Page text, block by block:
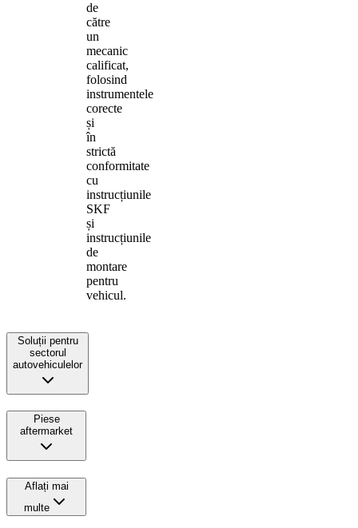
de
către
un
mecanic
calificat,
folosind
instrumentele
corecte
și
în
strictă
conformitate
cu
instrucțiunile
SKF
și
instrucțiunile
de
montare
pentru
vehicul.
Soluții pentru
sectorul
autovehiculelor
Piese
aftermarket
Aflați mai
multe